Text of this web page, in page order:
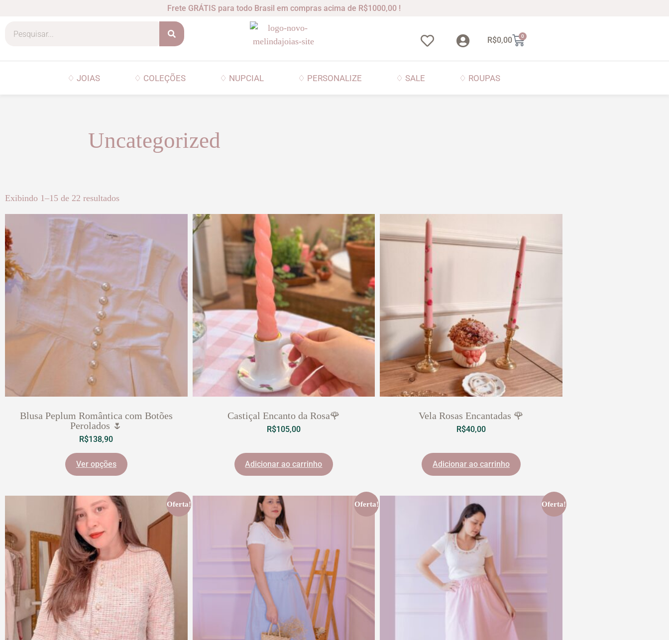
Frete GRÁTIS para todo Brasil em compras acima de R$1000,00 !
R$0,00 0
♢ JOIAS ♢ COLEÇÕES ♢ NUPCIAL ♢ PERSONALIZE ♢ SALE ♢ ROUPAS
Uncategorized
Exibindo 1–15 de 22 resultados
Blusa Peplum Romântica com Botões
Perolados 🌷
R$138,90
Ver opções
Castiçal Encanto da Rosa🌹
R$105,00
Adicionar ao carrinho
Vela Rosas Encantadas 🌹
R$40,00
Adicionar ao carrinho
Oferta! Oferta! Oferta!